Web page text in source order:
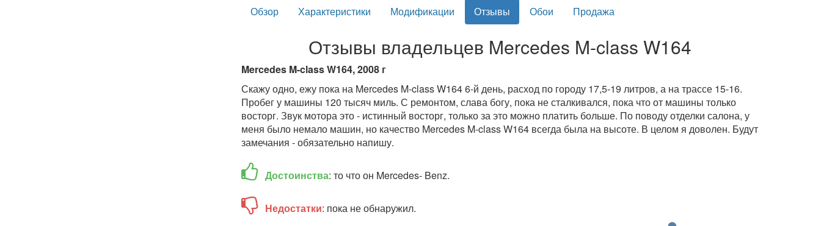
Обзор Характеристики Модификации Отзывы Обои Продажа
Отзывы владельцев Mercedes M-class W164
Mercedes M-class W164, 2008 г
Скажу одно, ежу пока на Mercedes M-class W164 6-й день, расход по городу 17,5-19 литров, а на трассе 15-16.
Пробег у машины 120 тысяч миль. С ремонтом, слава богу, пока не сталкивался, пока что от машины только
восторг. Звук мотора это - истинный восторг, только за это можно платить больше. По поводу отделки салона, у
меня было немало машин, но качество Mercedes M-class W164 всегда была на высоте. В целом я доволен. Будут
замечания - обязательно напишу.
Достоинства: то что он Mercedes- Benz.
Недостатки: пока не обнаружил.